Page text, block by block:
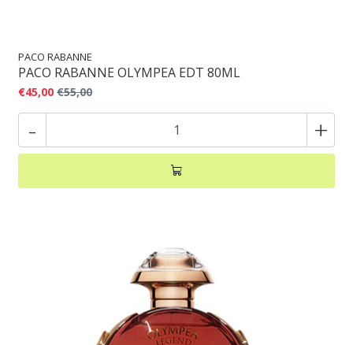
PACO RABANNE
PACO RABANNE OLYMPEA EDT 80ML
€45,00 €55,00
- +